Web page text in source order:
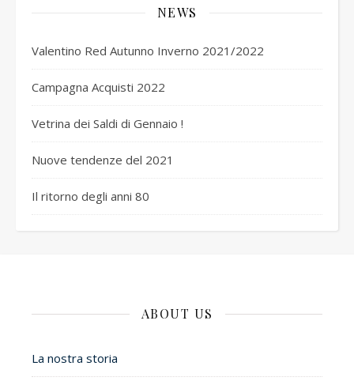
NEWS
Valentino Red Autunno Inverno 2021/2022
Campagna Acquisti 2022
Vetrina dei Saldi di Gennaio !
Nuove tendenze del 2021
Il ritorno degli anni 80
ABOUT US
La nostra storia